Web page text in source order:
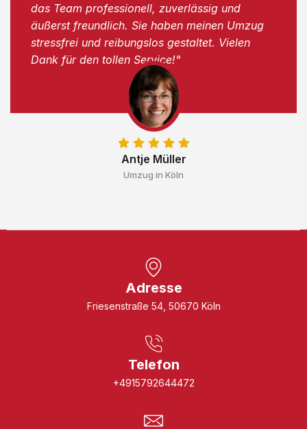
Antje Müller
Umzug in Köln
das Team professionell, zuverlässig und
äußerst freundlich. Sie haben meinen Umzug
stressfrei und reibungslos gestaltet. Vielen
Dank für den tollen Service!"
Adresse
Friesenstraße 54, 50670 Köln
Telefon
+4915792644472